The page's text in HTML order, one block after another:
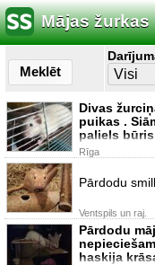
Mājas žurkas
Meklēt
Divas
puikas .
paliels
Rīga
Pārdodu
Ventspils un raj.
Pārdodu
haskija